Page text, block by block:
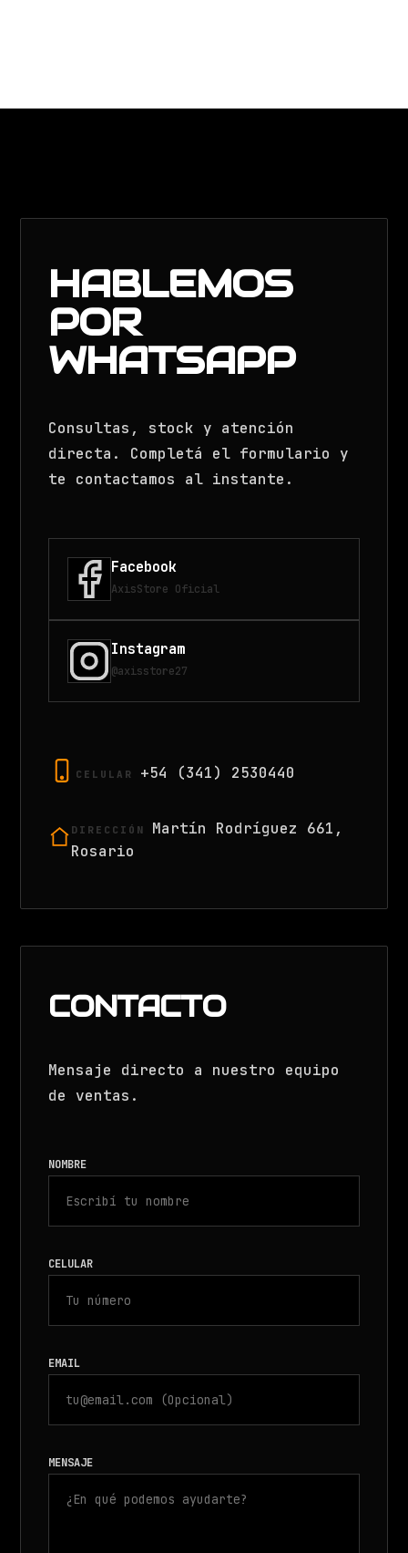
HABLEMOS
POR
WHATSAPP
Consultas, stock y atención
directa. Completá el formulario y
te contactamos al instante.
Facebook
AxisStore Oficial
Instagram
@axisstore27
CELULAR +54 (341) 2530440
DIRECCIÓN
Martín Rodríguez 661,
Rosario
CONTACTO
Mensaje directo a nuestro equipo
de ventas.
NOMBRE
CELULAR
EMAIL
MENSAJE